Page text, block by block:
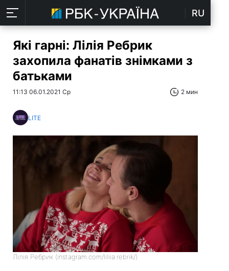
RU
Які гарні: Лілія Ребрик
захопила фанатів знімками з
батьками
11:13 06.01.2021 Ср 2 мин
LITE
Лілія Ребрик (instagram.com/liliia.rebrik/)